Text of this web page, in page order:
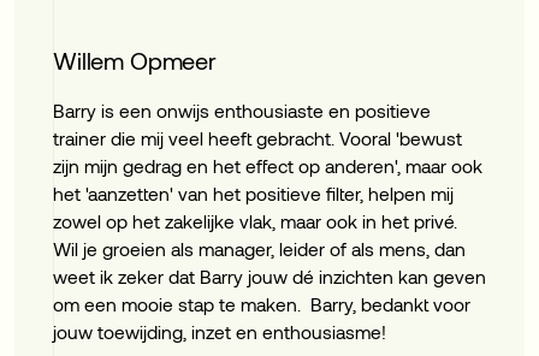
Willem Opmeer
Barry is een onwijs enthousiaste en positieve
trainer die mij veel heeft gebracht. Vooral 'bewust
zijn mijn gedrag en het effect op anderen', maar ook
het 'aanzetten' van het positieve filter, helpen mij
zowel op het zakelijke vlak, maar ook in het privé. ‍
Wil je groeien als manager, leider of als mens, dan
weet ik zeker dat Barry jouw dé inzichten kan geven
om een mooie stap te maken. ‍ Barry, bedankt voor
jouw toewijding, inzet en enthousiasme!